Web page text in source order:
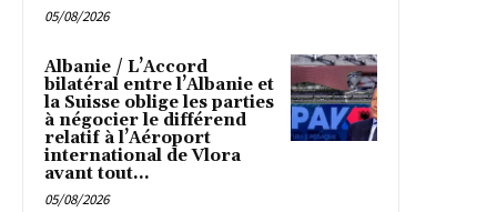
05/08/2026
Albanie / L’Accord
bilatéral entre l’Albanie et
la Suisse oblige les parties
à négocier le différend
relatif à l’Aéroport
international de Vlora
avant tout...
05/08/2026